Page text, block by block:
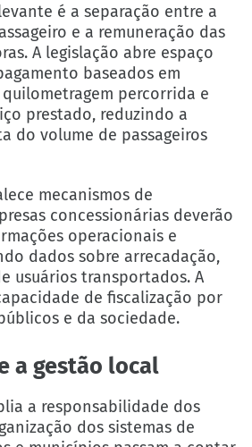
é a separação entre a
e a remuneração das
A legislação abre espaço
baseados em
percorrida e
prestado, reduzindo a
do volume de passageiros
mecanismos de
concessionárias deverão
operacionais e
dados sobre arrecadação,
usuários transportados. A
de fiscalização por
e da sociedade.
a gestão local
a responsabilidade dos
dos sistemas de